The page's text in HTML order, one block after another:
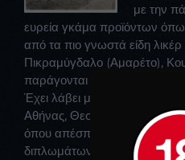
με την
ευρεία γκάμα προϊόντων
από τα πιο γνωστά είδη
Πικραμύγδαλο (Αμαρέτο),
παράγονται έως και σήμερα
Έχει λάβει μέρος σε εγχώριες
Αθήνας, Θεσσαλονίκης και
όπου απέσπασε ένα μεγάλο
διπλωμάτων και μεταλλείων,